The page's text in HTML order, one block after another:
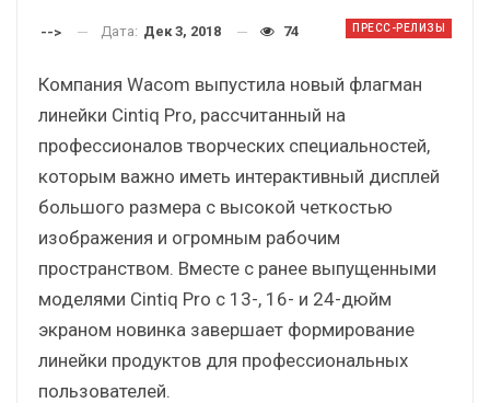
ПРЕСС-РЕЛИЗЫ
--> Дата: Дек 3, 2018 74
Компания Wacom выпустила новый флагман
линейки Cintiq Pro, рассчитанный на
профессионалов творческих специальностей,
которым важно иметь интерактивный дисплей
большого размера с высокой четкостью
изображения и огромным рабочим
пространством. Вместе с ранее выпущенными
моделями Cintiq Pro с 13-, 16- и 24-дюйм
экраном новинка завершает формирование
линейки продуктов для профессиональных
пользователей.